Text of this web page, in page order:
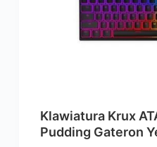
Klawiatura Krux
Pudding Gateron